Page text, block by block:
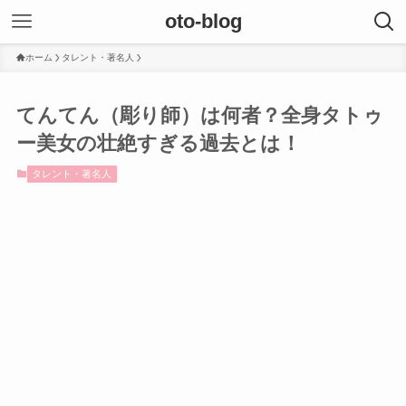
oto-blog
ホーム タレント・著名人
てんてん（彫り師）は何者？全身タトゥ
ー美女の壮絶すぎる過去とは！
タレント・著名人